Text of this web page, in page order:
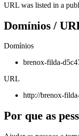
URL was listed in a
Domínios /
Domínios
brenox-filda-
URL
http://brenox-
Por que as